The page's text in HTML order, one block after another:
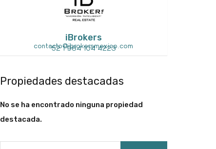
iBrokers
contacto@ibrokersmexico.com
52 1 984 104 4223
Propiedades destacadas
No se ha encontrado ninguna propiedad
destacada.